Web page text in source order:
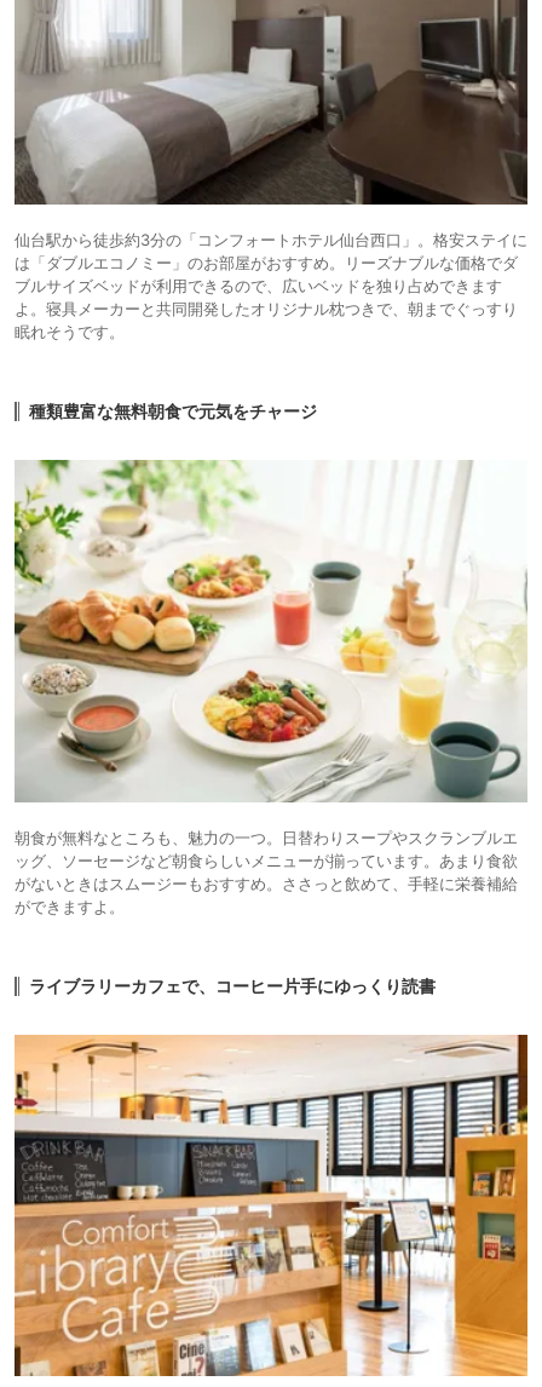
仙台駅から徒歩約3分の「コンフォートホテル仙台西口」。格安ステイに
は「ダブルエコノミー」のお部屋がおすすめ。リーズナブルな価格でダ
ブルサイズベッドが利用できるので、広いベッドを独り占めできます
よ。寝具メーカーと共同開発したオリジナル枕つきで、朝までぐっすり
眠れそうです。
種類豊富な無料朝食で元気をチャージ
朝食が無料なところも、魅力の一つ。日替わりスープやスクランブルエ
ッグ、ソーセージなど朝食らしいメニューが揃っています。あまり食欲
がないときはスムージーもおすすめ。ささっと飲めて、手軽に栄養補給
ができますよ。
ライブラリーカフェで、コーヒー片手にゆっくり読書